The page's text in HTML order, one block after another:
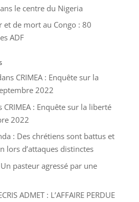
le centre du Nigeria
de mort au Congo : 80
ADF
CRIMEA : Enquête sur la
2022
CRIMEA : Enquête sur la liberté
2022
: Des chrétiens sont battus et
lors d’attaques distinctes
pasteur agressé par une
ADMET : L’AFFAIRE PERDUE